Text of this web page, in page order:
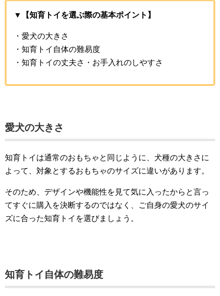
▼【知育トイを選ぶ際の基本ポイント】
・愛犬の大きさ
・知育トイ自体の難易度
・知育トイの丈夫さ・お手入れのしやすさ
愛犬の大きさ
知育トイは通常のおもちゃと同じように、犬種の大きさに
よって、対象とするおもちゃのサイズに違いがあります。
そのため、デザインや機能性を見て気に入ったからと言っ
てすぐに購入を決断するのではなく、ご自身の愛犬のサイ
ズに合った知育トイを選びましょう。
知育トイ自体の難易度